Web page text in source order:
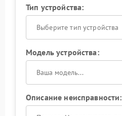
Тип устройства:
Выберите тип устройства
Модель устройства:
Описание неисправности: